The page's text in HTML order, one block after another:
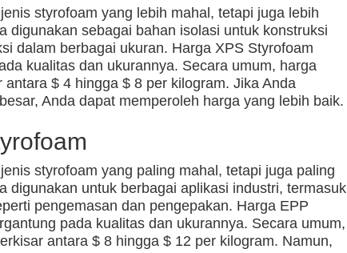
styrofoam yang lebih mahal, tetapi juga lebih
digunakan sebagai bahan isolasi untuk konstruksi
dalam berbagai ukuran. Harga XPS Styrofoam
kualitas dan ukurannya. Secara umum, harga
$ 4 hingga $ 8 per kilogram. Jika Anda
Anda dapat memperoleh harga yang lebih baik.
styrofoam yang paling mahal, tetapi juga paling
digunakan untuk berbagai aplikasi industri, termasuk
pengemasan dan pengepakan. Harga EPP
pada kualitas dan ukurannya. Secara umum,
antara $ 8 hingga $ 12 per kilogram. Namun,